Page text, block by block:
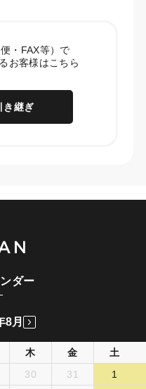
・FAX等）で
お客様はこちら
き継ぎ
ダー
8月
木 金
土
30 31
1